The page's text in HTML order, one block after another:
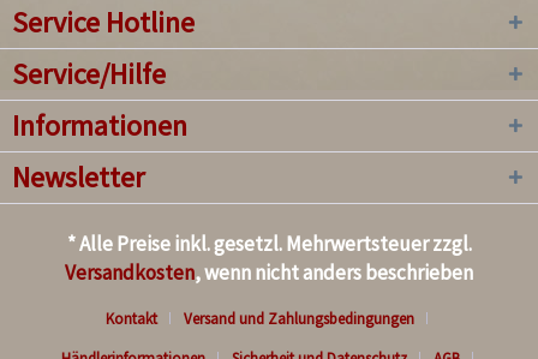
Service Hotline
Service/Hilfe
Informationen
Newsletter
* Alle Preise inkl. gesetzl. Mehrwertsteuer zzgl.
Versandkosten, wenn nicht anders beschrieben
Kontakt
Versand und Zahlungsbedingungen